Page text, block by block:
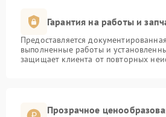
Гарантия на работы и
Предоставляется
выполненные работы и
защищает клиента от повторных
Прозрачное